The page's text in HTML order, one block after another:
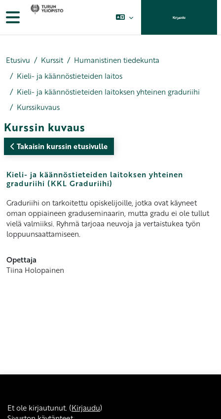
Siirry pääsisältöön
Sivupaneeli Kirjaudu
Etusivu Kurssit
Humanistinen tiedekunta
Kieli- ja käännöstieteiden laitos
Kieli- ja käännöstieteiden laitoksen yhteinen graduriihi
Kurssikuvaus
Kurssin kuvaus
Takaisin kurssin etusivulle
Kieli- ja käännöstieteiden laitoksen yhteinen
graduriihi (KKL Graduriihi)
Graduriihi on tarkoitettu opiskelijoille, jotka ovat käyneet
oman oppiaineen graduseminaarin, mutta gradu ei ole tullut
vielä valmiiksi. Ryhmä tarjoaa neuvoja ja vertaistukea työn
loppuunsaattamiseen.
Opettaja
Tiina Holopainen
Et ole kirjautunut. (Kirjaudu)